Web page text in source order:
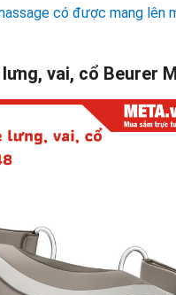
có được mang lên
vai, cổ Beurer